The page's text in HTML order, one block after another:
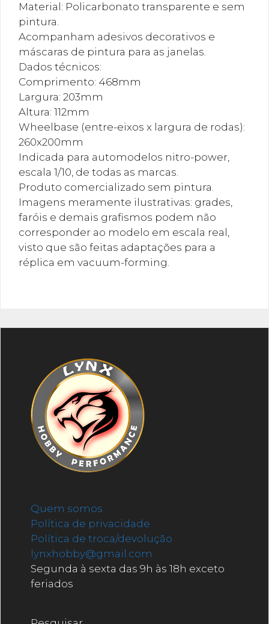
Material: Policarbonato transparente e sem
pintura.
Acompanham adesivos decorativos e
máscaras de pintura para as janelas.
Dados técnicos:
Comprimento: 468mm
Largura: 203mm
Altura: 112mm
Wheelbase (entre-eixos x largura de rodas):
260x200mm
Indicada para automodelos nitro-power,
escala 1/10, de todas as marcas.
Produto comercializado sem pintura.
Imagens meramente ilustrativas: grades,
faróis e demais grafismos podem não
corresponder ao modelo em escala real,
visto que são feitas adaptações para a
réplica em vacuum-forming.
Quem somos
Política de privacidade
Política de troca/devolução
lynxhobby@gmail.com
Segunda à sexta das 9h às 18h exceto
feriados